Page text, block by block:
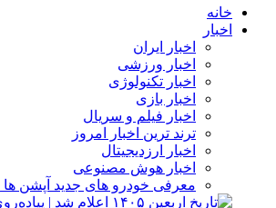
خانه
اخبار
اخبار ایران
اخبار ورزشی
اخبار تکنولوژی
اخبار بازی
اخبار فیلم و سریال
ترند ترین اخبار امروز
اخبار ارزدیجیتال
اخبار هوش مصنوعی
معرفی خودرو های جدید آپشن‌